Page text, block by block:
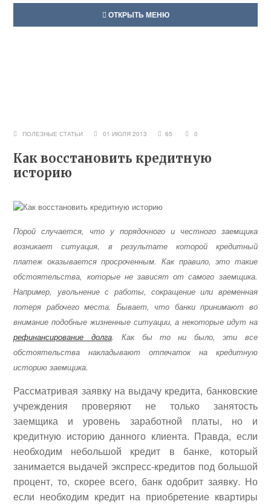
ОТКРЫТЬ МЕНЮ
ПОЛЕЗНЫЕ СТАТЬИ 01 ИЮЛЯ 2013 65 0
Как восстановить кредитную
историю
Порой случается, что у порядочного и честного заемщика
возникает ситуация, в результате которой кредитный
платеж оказывается просроченным. Как правило, это такие
обстоятельства, которые не зависят от самого заемщика.
Например, увольнение с работы, сокращение или временная
потеря рабочего места. Бывает, что банки принимают во
внимание подобные жизненные ситуации, а некоторые идут на
рефинансирование долга. Как бы то ни было, эти все
обстоятельства накладывают отпечаток на кредитную
историю заемщика.
Рассматривая заявку на выдачу кредита, банковские
учреждения проверяют не только занятость
заемщика и уровень заработной платы, но и
кредитную историю данного клиента. Правда, если
необходим небольшой кредит в банке, который
занимается выдачей экспресс-кредитов под большой
процент, то, скорее всего, банк одобрит заявку. Но
если необходим кредит на приобретение квартиры